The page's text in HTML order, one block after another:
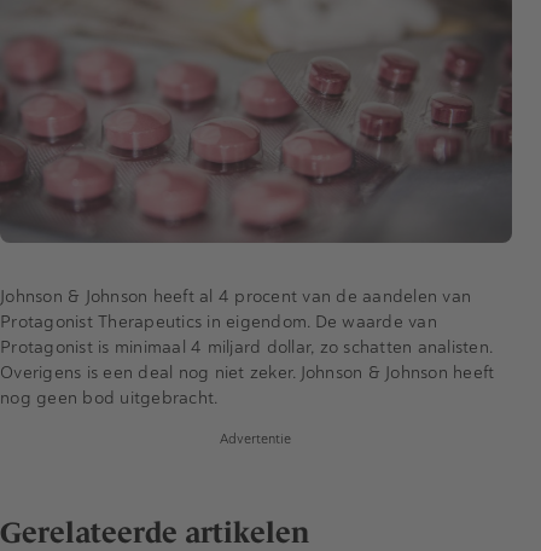
Johnson & Johnson heeft al 4 procent van de aandelen van
Protagonist Therapeutics in eigendom. De waarde van
Protagonist is minimaal 4 miljard dollar, zo schatten analisten.
Overigens is een deal nog niet zeker. Johnson & Johnson heeft
nog geen bod uitgebracht.
Advertentie
Gerelateerde artikelen